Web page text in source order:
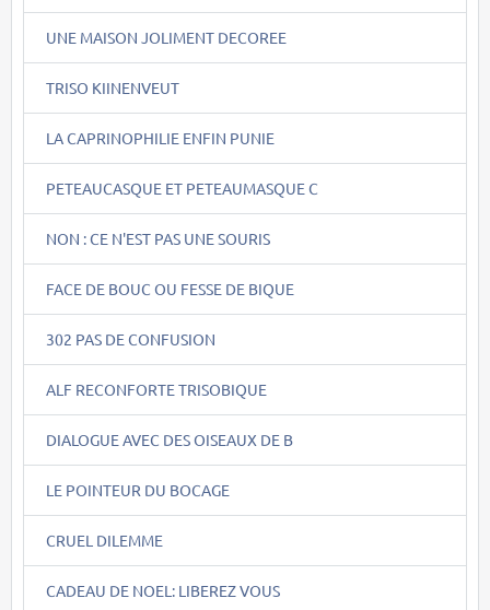
UNE MAISON JOLIMENT DECOREE
TRISO KIINENVEUT
LA CAPRINOPHILIE ENFIN PUNIE
PETEAUCASQUE ET PETEAUMASQUE C
NON : CE N'EST PAS UNE SOURIS
FACE DE BOUC OU FESSE DE BIQUE
302 PAS DE CONFUSION
ALF RECONFORTE TRISOBIQUE
DIALOGUE AVEC DES OISEAUX DE B
LE POINTEUR DU BOCAGE
CRUEL DILEMME
CADEAU DE NOEL: LIBEREZ VOUS